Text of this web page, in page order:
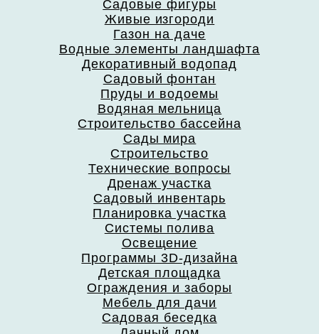
Садовые фигуры
Живые изгороди
Газон на даче
Водные элементы ландшафта
Декоративный водопад
Садовый фонтан
Пруды и водоемы
Водяная мельница
Строительство бассейна
Сады мира
Строительство
Технические вопросы
Дренаж участка
Садовый инвентарь
Планировка участка
Системы полива
Освещение
Программы 3D-дизайна
Детская площадка
Ограждения и заборы
Мебель для дачи
Садовая беседка